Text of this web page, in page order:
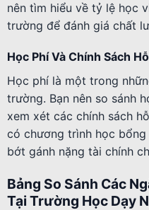
nên tìm hiểu về tỷ lệ học
trường để đánh giá chất
Học Phí Và Chính Sách
Học phí là một trong
trường. Bạn nên so sánh
xem xét các chính sách
có chương trình học
bớt gánh nặng tài chính
Bảng So Sánh Các
Tại Trường Học Dạy